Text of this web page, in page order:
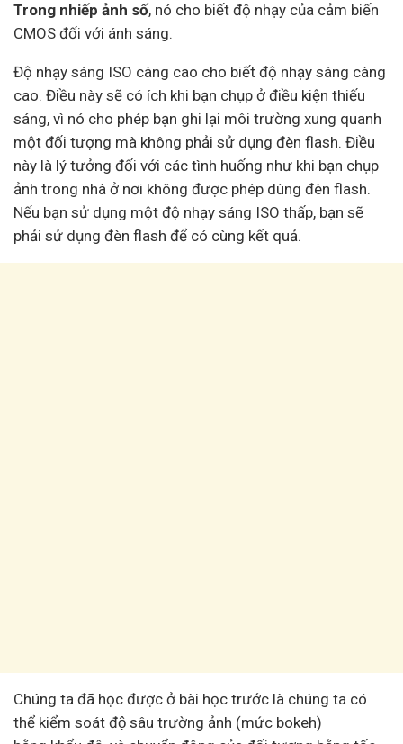
Trong nhiếp ảnh số, nó cho biết độ nhạy của cảm biến
CMOS đối với ánh sáng.
Độ nhạy sáng ISO càng cao cho biết độ nhạy sáng càng
cao. Điều này sẽ có ích khi bạn chụp ở điều kiện thiếu
sáng, vì nó cho phép bạn ghi lại môi trường xung quanh
một đối tượng mà không phải sử dụng đèn flash. Điều
này là lý tưởng đối với các tình huống như khi bạn chụp
ảnh trong nhà ở nơi không được phép dùng đèn flash.
Nếu bạn sử dụng một độ nhạy sáng ISO thấp, bạn sẽ
phải sử dụng đèn flash để có cùng kết quả.
Chúng ta đã học được ở bài học trước là chúng ta có
thể kiểm soát độ sâu trường ảnh (mức bokeh)